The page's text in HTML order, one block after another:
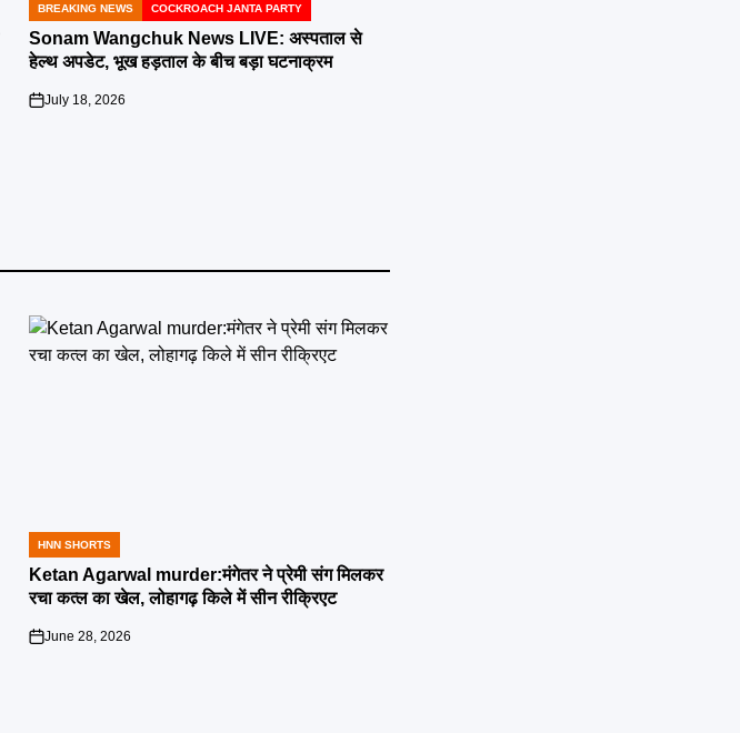
POSTED
IN
BREAKING NEWS COCKROACH JANTA PARTY
Sonam Wangchuk News LIVE: अस्पताल से
हेल्थ अपडेट, भूख हड़ताल के बीच बड़ा घटनाक्रम
on
July 18, 2026
POSTED
IN
HNN SHORTS
Ketan Agarwal murder:मंगेतर ने प्रेमी संग मिलकर
रचा कत्ल का खेल, लोहागढ़ किले में सीन रीक्रिएट
on
June 28, 2026